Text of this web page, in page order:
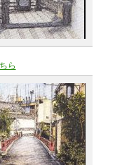
ら